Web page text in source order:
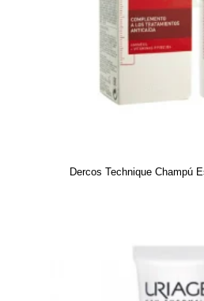
Dercos Technique Champú